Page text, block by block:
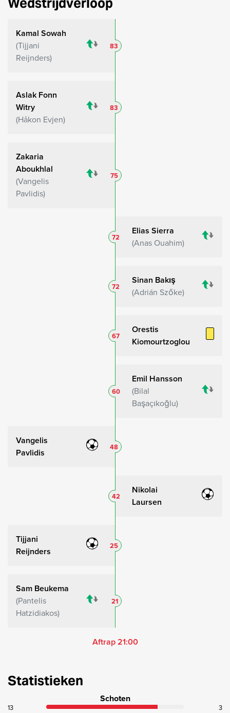
Kamal Sowah
Tijjani
Reijnders
83
Aslak Fonn
Witry
Håkon Evjen
83
Zakaria
Aboukhlal
Vangelis
Pavlidis
75
Elias Sierra
Anas Ouahim
72
Sinan Bakış
Adrián Szőke
72
Orestis
Kiomourtzoglou
67
Emil Hansson
Bilal
Başaçıkoğlu
60
Vangelis
Pavlidis
48
Nikolai
Laursen
42
Tijjani
Reijnders
25
Sam Beukema
Pantelis
Hatzidiakos
21
Aftrap 21:00
Statistieken
Schoten
13 3